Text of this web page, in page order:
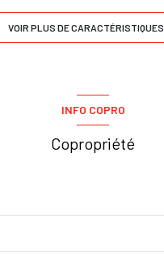
VOIR PLUS DE CARACTÉRISTIQUES
INFO COPRO
Copropriété